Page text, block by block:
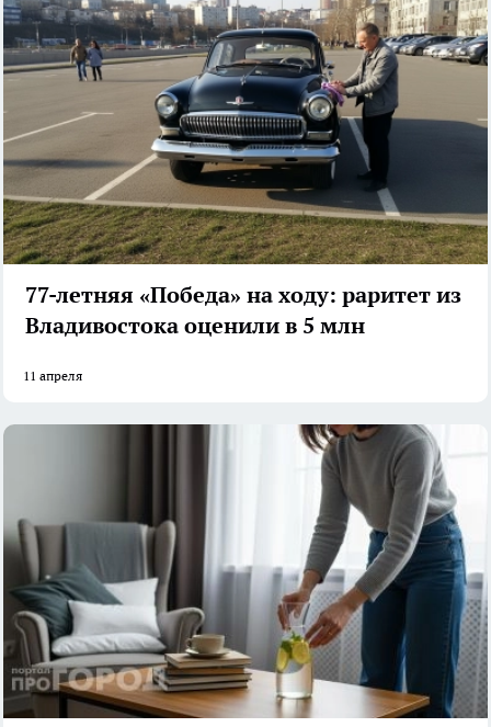
77-летняя «Победа» на ходу: раритет из
Владивостока оценили в 5 млн
11 апреля